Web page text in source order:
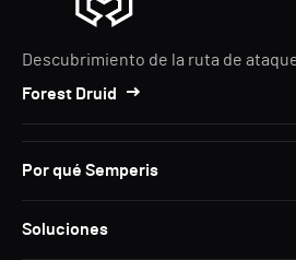
Descubrimiento de la ruta de
Forest Druid
Por qué Semperis
Soluciones